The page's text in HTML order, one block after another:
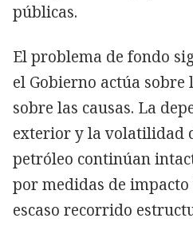
públicas.
El problema de fondo
el Gobierno actúa sobre
sobre las causas. La
exterior y la volatilidad
petróleo continúan
por medidas de
escaso recorrido